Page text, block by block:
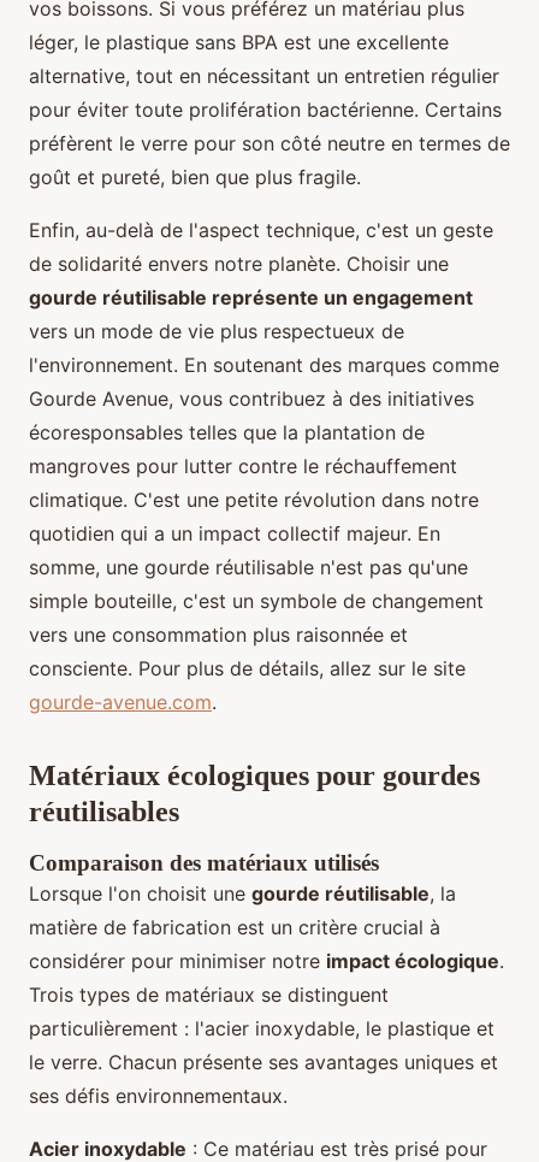
vos boissons. Si vous préférez un matériau plus
léger, le plastique sans BPA est une excellente
alternative, tout en nécessitant un entretien régulier
pour éviter toute prolifération bactérienne. Certains
préfèrent le verre pour son côté neutre en termes de
goût et pureté, bien que plus fragile.
Enfin, au-delà de l'aspect technique, c'est un geste
de solidarité envers notre planète. Choisir une
gourde réutilisable représente un engagement
vers un mode de vie plus respectueux de
l'environnement. En soutenant des marques comme
Gourde Avenue, vous contribuez à des initiatives
écoresponsables telles que la plantation de
mangroves pour lutter contre le réchauffement
climatique. C'est une petite révolution dans notre
quotidien qui a un impact collectif majeur. En
somme, une gourde réutilisable n'est pas qu'une
simple bouteille, c'est un symbole de changement
vers une consommation plus raisonnée et
consciente. Pour plus de détails, allez sur le site
gourde-avenue.com.
Matériaux écologiques pour gourdes
réutilisables
Comparaison des matériaux utilisés
Lorsque l'on choisit une gourde réutilisable, la
matière de fabrication est un critère crucial à
considérer pour minimiser notre impact écologique.
Trois types de matériaux se distinguent
particulièrement : l'acier inoxydable, le plastique et
le verre. Chacun présente ses avantages uniques et
ses défis environnementaux.
Acier inoxydable : Ce matériau est très prisé pour